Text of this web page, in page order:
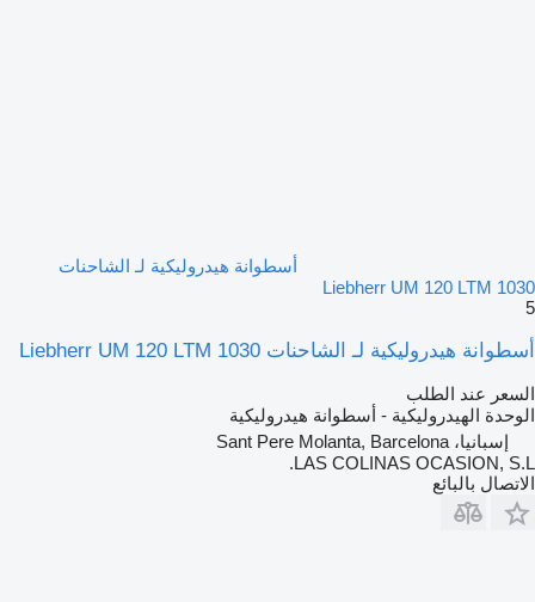
أسطوانة هيدروليكية لـ الشاحنات
Liebherr UM 120 LTM 1030
5
أسطوانة هيدروليكية لـ الشاحنات Liebherr UM 120 LTM 1030
السعر عند الطلب
الوحدة الهيدروليكية - أسطوانة هيدروليكية
إسبانيا، Sant Pere Molanta, Barcelona
LAS COLINAS OCASION, S.L.
الاتصال بالبائع